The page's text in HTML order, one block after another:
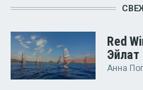
Red
Эйлат
Анна